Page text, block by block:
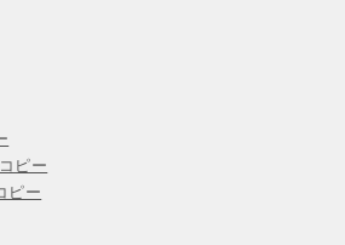
ピー
ピー